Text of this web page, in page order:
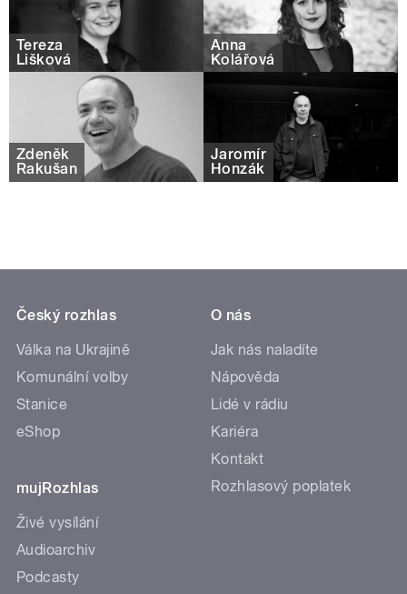
Tereza
Lišková
Anna
Kolářová
Zdeněk
Rakušan
Jaromír
Honzák
Český rozhlas
Válka na Ukrajině
Komunální volby
Stanice
eShop
mujRozhlas
Živé vysílání
Audioarchiv
Podcasty
O nás
Jak nás naladíte
Nápověda
Lidé v rádiu
Kariéra
Kontakt
Rozhlasový poplatek